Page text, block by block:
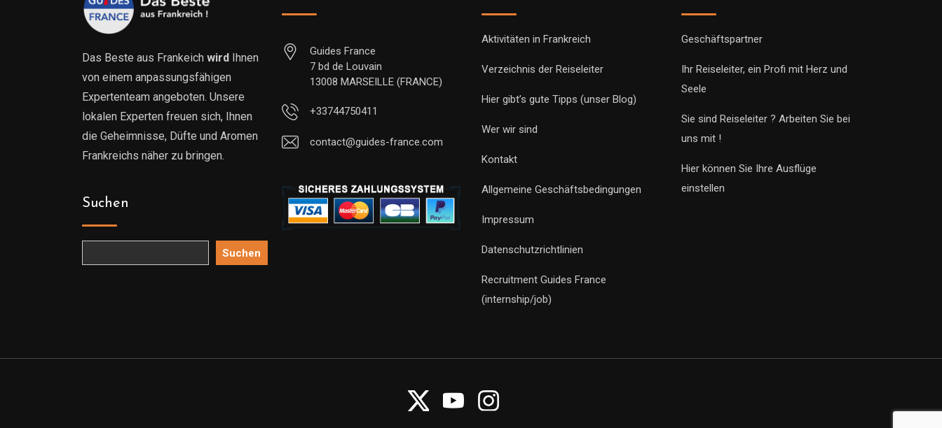
Das Beste aus Frankeich wird Ihnen
von einem anpassungsfähigen
Expertenteam angeboten. Unsere
lokalen Experten freuen sich, Ihnen
die Geheimnisse, Düfte und Aromen
Frankreichs näher zu bringen.
Suchen
Suchen
Guides France
7 bd de Louvain
13008 MARSEILLE (FRANCE)
+33744750411
contact@guides-france.com
Aktivitäten in Frankreich
Verzeichnis der Reiseleiter
Hier gibt’s gute Tipps (unser Blog)
Wer wir sind
Kontakt
Allgemeine Geschäftsbedingungen
Impressum
Datenschutzrichtlinien
Recruitment Guides France
(internship/job)
Geschäftspartner
Ihr Reiseleiter, ein Profi mit Herz und
Seele
Sie sind Reiseleiter ? Arbeiten Sie bei
uns mit !
Hier können Sie Ihre Ausflüge
einstellen